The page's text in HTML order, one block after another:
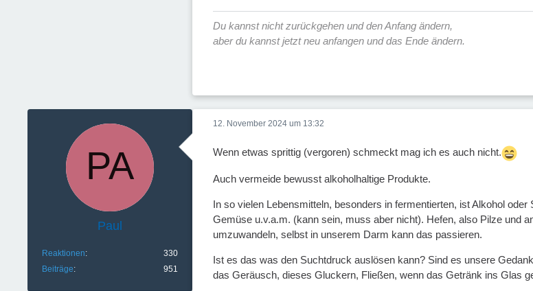
Du kannst nicht zurückgehen und den Anfang ändern,
aber du kannst jetzt neu anfangen und das Ende ändern.
Paul
Reaktionen
330
Beiträge
951
12. November 2024 um 13:32
Wenn etwas sprittig (vergoren) schmeckt mag ich es auch nicht.
Auch vermeide bewusst alkoholhaltige Produkte.
In so vielen Lebensmitteln, besonders in fermentierten, ist Alkohol
Gemüse u.v.a.m. (kann sein, muss aber nicht). Hefen, also Pilze und
umzuwandeln, selbst in unserem Darm kann das passieren.
Ist es das was den Suchtdruck auslösen kann? Sind es unsere
das Geräusch, dieses Gluckern, Fließen, wenn das Getränk ins Glas